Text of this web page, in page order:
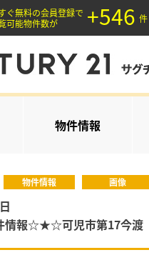
ぐ無料の会員登録で
可能物件数が
+546 件
物件情報
物件情報 画像
報☆★☆可児市第17今